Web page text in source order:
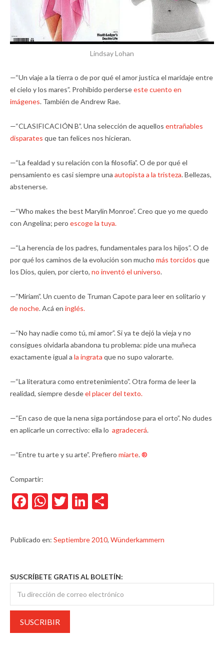
Lindsay Lohan
—“Un viaje a la tierra o de por qué el amor justica el maridaje entre
el cielo y los mares”. Prohibido perderseeste cuento en
imágenes. También de Andrew Rae.
—“CLASIFICACIÓN B”. Una selección de aquellos entrañables
disparates que tan felices nos hicieran.
—“La fealdad y su relación con la filosofía”. O de por qué el
pensamiento es casi siempre una autopista a la tristeza. Bellezas,
abstenerse.
—“Who makes the best Marylin Monroe”. Creo que yo me quedo
con Angelina; pero escoge la tuya.
—“La herencia de los padres, fundamentales para los hijos”. O de
por qué los caminos de la evolución son mucho más torcidos que
los Dios, quien, por cierto, no inventó el universo.
—“Miriam”. Un cuento de Truman Capote para leer en solitario y
de noche. Acá en inglés.
—“No hay nadie como tú, mi amor”. Si ya te dejó la vieja y no
consigues olvidarla abandona tu problema: pide una muñeca
exactamente igual a la ingrata que no supo valorarte.
—“La literatura como entretenimiento”. Otra forma de leer la
realidad, siempre desdeel placer del texto.
—“En caso de que la nena siga portándose para el orto”. No dudes
en aplicarle un correctivo: ella lo agradecerá.
—“Entre tu arte y su arte”. Prefiero miarte.®
Compartir:
Facebook
WhatsApp
TwitterLinkedIn
Publicado en: Septiembre 2010, Wünderkammern
SUSCRÍBETE GRATIS AL BOLETÍN: